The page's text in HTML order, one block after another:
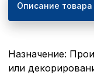
Описание товара
Назначение:
или